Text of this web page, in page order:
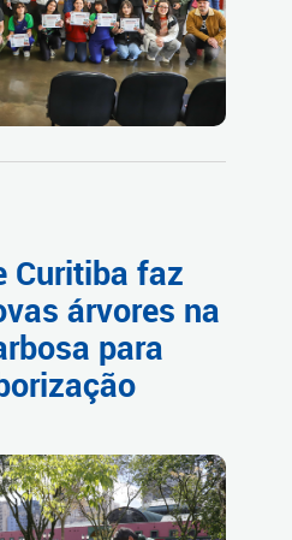
Curitiba faz
árvores na
para